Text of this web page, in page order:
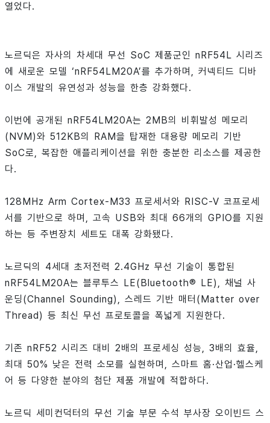
열었다.
노르딕은 자사의 차세대 무선 SoC 제품군인 nRF54L 시리즈
에 새로운 모델 ‘nRF54LM20A’를 추가하며, 커넥티드 디바
이스 개발의 유연성과 성능을 한층 강화했다.
이번에 공개된 nRF54LM20A는 2MB의 비휘발성 메모리
(NVM)와 512KB의 RAM을 탑재한 대용량 메모리 기반
SoC로, 복잡한 애플리케이션을 위한 충분한 리소스를 제공한
다.
128MHz Arm Cortex-M33 프로세서와 RISC-V 코프로세
서를 기반으로 하며, 고속 USB와 최대 66개의 GPIO를 지원
하는 등 주변장치 세트도 대폭 강화됐다.
노르딕의 4세대 초저전력 2.4GHz 무선 기술이 통합된
nRF54LM20A는 블루투스 LE(Bluetooth® LE), 채널 사
운딩(Channel Sounding), 스레드 기반 매터(Matter over
Thread) 등 최신 무선 프로토콜을 폭넓게 지원한다.
기존 nRF52 시리즈 대비 2배의 프로세싱 성능, 3배의 효율,
최대 50% 낮은 전력 소모를 실현하며, 스마트 홈·산업·헬스케
어 등 다양한 분야의 첨단 제품 개발에 적합하다.
노르딕 세미컨덕터의 무선 기술 부문 수석 부사장 오이빈드 스